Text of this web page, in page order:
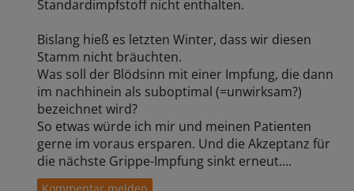
Standardimpfstoff nicht enthalten.
Bislang hieß es letzten Winter, dass wir diesen
Stamm nicht bräuchten.
Was soll der Blödsinn mit einer Impfung, die dann
im nachhinein als suboptimal (=unwirksam?)
bezeichnet wird?
So etwas würde ich mir und meinen Patienten
gerne im voraus ersparen. Und die Akzeptanz für
die nächste Grippe-Impfung sinkt erneut....